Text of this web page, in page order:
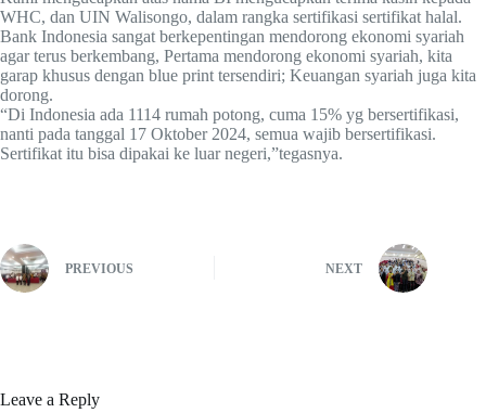
WHC, dan UIN Walisongo, dalam rangka sertifikasi sertifikat halal.
Bank Indonesia sangat berkepentingan mendorong ekonomi syariah
agar terus berkembang, Pertama mendorong ekonomi syariah, kita
garap khusus dengan blue print tersendiri; Keuangan syariah juga kita
dorong.
“Di Indonesia ada 1114 rumah potong, cuma 15% yg bersertifikasi,
nanti pada tanggal 17 Oktober 2024, semua wajib bersertifikasi.
Sertifikat itu bisa dipakai ke luar negeri,”tegasnya.
PREVIOUS NEXT
Leave a Reply